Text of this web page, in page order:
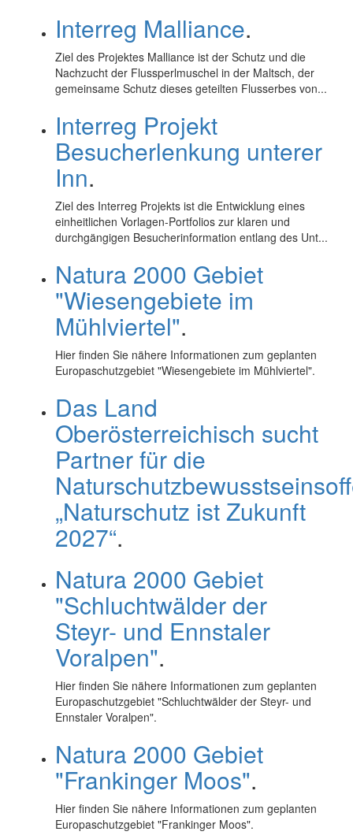
Interreg Malliance.
Ziel des Projektes Malliance ist der Schutz und die
Nachzucht der Flussperlmuschel in der Maltsch, der
gemeinsame Schutz dieses geteilten Flusserbes von...
Interreg Projekt
Besucherlenkung unterer
Inn.
Ziel des Interreg Projekts ist die Entwicklung eines
einheitlichen Vorlagen-Portfolios zur klaren und
durchgängigen Besucherinformation entlang des Unt...
Natura 2000 Gebiet
"Wiesengebiete im
Mühlviertel".
Hier finden Sie nähere Informationen zum geplanten
Europaschutzgebiet "Wiesengebiete im Mühlviertel".
Das Land
Oberösterreichisch sucht
Partner für die
„Naturschutz ist Zukunft
2027“.
Natura 2000 Gebiet
"Schluchtwälder der
Steyr- und Ennstaler
Voralpen".
Hier finden Sie nähere Informationen zum geplanten
Europaschutzgebiet "Schluchtwälder der Steyr- und
Ennstaler Voralpen".
Natura 2000 Gebiet
"Frankinger Moos".
Hier finden Sie nähere Informationen zum geplanten
Europaschutzgebiet "Frankinger Moos".